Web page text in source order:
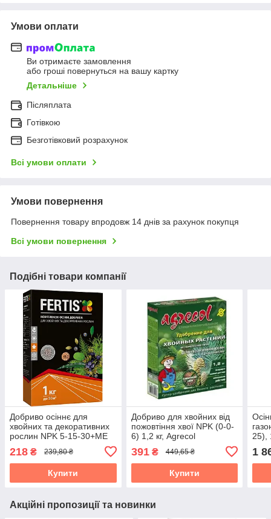
Умови оплати
Ви отримаєте замовлення
або гроші повернуться на вашу картку
Детальніше
Післяплата
Готівкою
Безготівковий розрахунок
Всі умови оплати
Умови повернення
Повернення товару впродовж 14 днів за рахунок покупця
Всі умови повернення
Подібні товари компанії
Добриво осіннє для
хвойних та декоративних
рослин NPK 5-15-30+ME
218 ₴ 239,80 ₴
Купити
Добриво для хвойних від
пожовтіння хвої NPK (0-0-
6) 1,2 кг, Agrecol
391₴ 449,65 ₴
Купити
25),
1
Акційні пропозиції та новинки